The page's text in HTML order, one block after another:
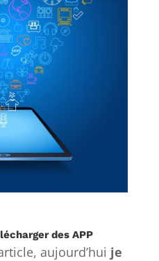
des APP
aujourd’hui je